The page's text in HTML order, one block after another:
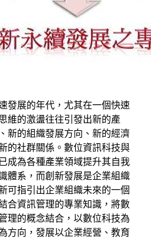
發展的年代，尤其在一個快速
維的激盪往往引發出新的產
新的組織發展方向、新的經濟
的社群關係。數位資訊科技與
成為各種產業領域提升其自我
體系，而創新發展是企業組織
可指引出企業組織未來的一個
合資訊管理的專業知識，將數
理的概念結合，以數位科技為
方向，發展以企業經營、教育